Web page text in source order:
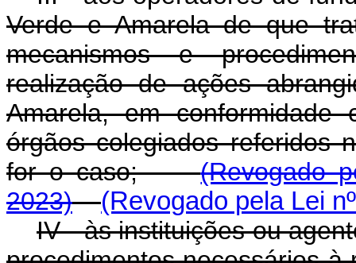
Verde e Amarela de que
mecanismos e
realização de ações
Amarela, em conformidade
órgãos colegiados referidos
for o caso;(Revogado
2023)
(Revogado pela Lei
IV - às instituições ou